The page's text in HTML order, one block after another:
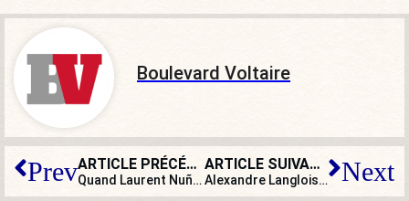
Boulevard Voltaire
Prev ARTICLE PRÉCÉDENT
Quand Laurent Nuñez vend la mèche
ARTICLE SUIVANT
Alexandre Langlois : « On appelle à la démission du préfet de police » Next